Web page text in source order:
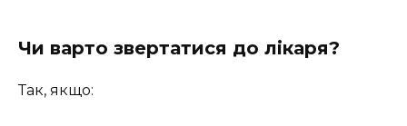
Чи варто звертатися до лікаря?
Так, якщо: